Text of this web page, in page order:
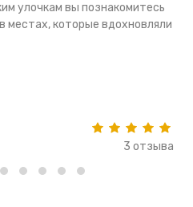
улочкам вы познакомитесь
местах, которые вдохновляли
3 отзыва